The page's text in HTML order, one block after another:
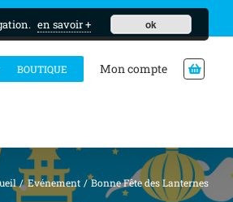
MON CURSUS
BOUTIQUE Mon compte
Evénement Bonne Fête des Lanternes
en savoir + ok